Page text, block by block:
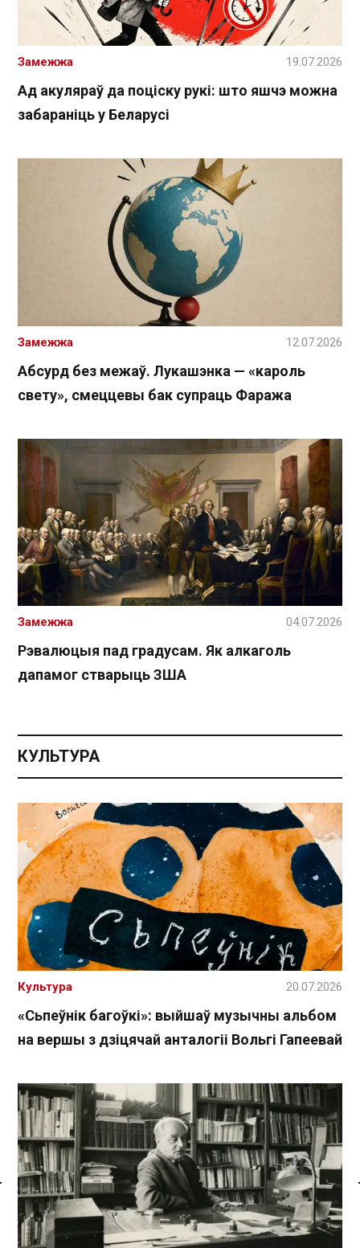
Спасылка без VPN
Ад акуляраў да поціску рукі: што яшчэ можна
забараніць у Беларусі
Замежжа 19.07.2026
Абсурд без межаў. Лукашэнка — «кароль
свету», смеццевы бак супраць Фаража
Замежжа 12.07.2026
Рэвалюцыя пад градусам. Як алкаголь
дапамог стварыць ЗША
Замежжа 04.07.2026
КУЛЬТУРА
«Сьпеўнік багоўкі»: выйшаў музычны альбом
на вершы з дзіцячай анталогіі Вольгі Гапеевай
Культура 20.07.2026